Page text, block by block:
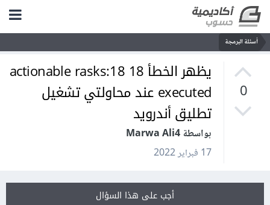
أسئلة البرمجة
0
يظهر الخطأ 18 actionable rasks:18
executed عند محاولتي تشغيل
تطليق أندرويد
بواسطة Marwa Ali4
17 فبراير 2022
أجب على هذا السؤال